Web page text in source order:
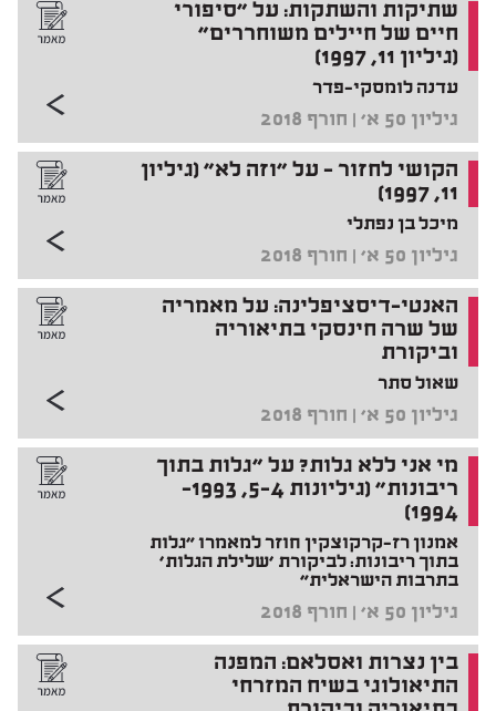
שתיקות והשתקות: על "סיפורי
חיים של חיילים משוחררים"
(גיליון 11, 1997)
עדנה לומסקי-פדר
גיליון 50 א' | חורף 2018
הקושי לחזור – על "וזה לא" (גיליון
11, 1997)
מיכל בן נפתלי
גיליון 50 א' | חורף 2018
האנטי-דיסציפלינה: על מאמריה
של שרה חינסקי בתיאוריה
וביקורת
שאול סתר
גיליון 50 א' | חורף 2018
מי אני ללא גלות? על "גלות בתוך
ריבונות" (גיליונות 4–5, 1993–
1994)
אמנון רז-קרקוצקין חוזר למאמרו "גלות
בתוך ריבונות: לביקורת 'שלילת הגלות'
בתרבות הישראלית"
גיליון 50 א' | חורף 2018
בין נצרות ואסלאם: המפנה
התיאולוגי בשיח המזרחי